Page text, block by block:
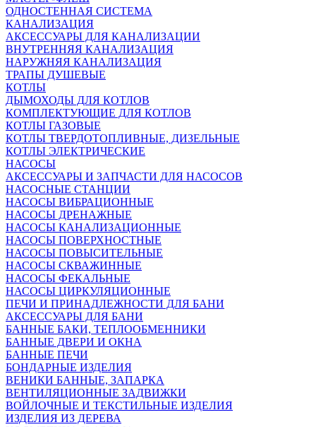
ОДНОСТЕННАЯ СИСТЕМА
КАНАЛИЗАЦИЯ
АКСЕССУАРЫ ДЛЯ КАНАЛИЗАЦИИ
ВНУТРЕННЯЯ КАНАЛИЗАЦИЯ
НАРУЖНЯЯ КАНАЛИЗАЦИЯ
ТРАПЫ ДУШЕВЫЕ
КОТЛЫ
ДЫМОХОДЫ ДЛЯ КОТЛОВ
КОМПЛЕКТУЮЩИЕ ДЛЯ КОТЛОВ
КОТЛЫ ГАЗОВЫЕ
КОТЛЫ ТВЕРДОТОПЛИВНЫЕ, ДИЗЕЛЬНЫЕ
КОТЛЫ ЭЛЕКТРИЧЕСКИЕ
НАСОСЫ
АКСЕССУАРЫ И ЗАПЧАСТИ ДЛЯ НАСОСОВ
НАСОСНЫЕ СТАНЦИИ
НАСОСЫ ВИБРАЦИОННЫЕ
НАСОСЫ ДРЕНАЖНЫЕ
НАСОСЫ КАНАЛИЗАЦИОННЫЕ
НАСОСЫ ПОВЕРХНОСТНЫЕ
НАСОСЫ ПОВЫСИТЕЛЬНЫЕ
НАСОСЫ СКВАЖИННЫЕ
НАСОСЫ ФЕКАЛЬНЫЕ
НАСОСЫ ЦИРКУЛЯЦИОННЫЕ
ПЕЧИ И ПРИНАДЛЕЖНОСТИ ДЛЯ БАНИ
АКСЕССУАРЫ ДЛЯ БАНИ
БАННЫЕ БАКИ, ТЕПЛООБМЕННИКИ
БАННЫЕ ДВЕРИ И ОКНА
БАННЫЕ ПЕЧИ
БОНДАРНЫЕ ИЗДЕЛИЯ
ВЕНИКИ БАННЫЕ, ЗАПАРКА
ВЕНТИЛЯЦИОННЫЕ ЗАДВИЖКИ
ВОЙЛОЧНЫЕ И ТЕКСТИЛЬНЫЕ ИЗДЕЛИЯ
ИЗДЕЛИЯ ИЗ ДЕРЕВА